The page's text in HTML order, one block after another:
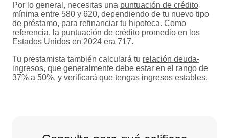
Por lo general, necesitas una puntuación de crédito
mínima entre 580 y 620, dependiendo de tu nuevo tipo
de préstamo, para refinanciar tu hipoteca. Como
referencia, la puntuación de crédito promedio en los
Estados Unidos en 2024 era 717.
Tu prestamista también calculará tu relación deuda-
ingresos, que generalmente debe estar en el rango de
37% a 50%, y verificará que tengas ingresos estables.